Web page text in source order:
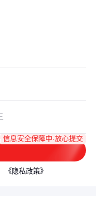
信息安全保障中·放心提交
《隐私政策》